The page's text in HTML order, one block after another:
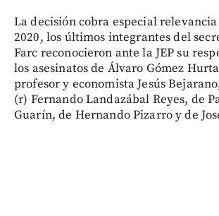
La decisión cobra especial
2020, los últimos integrantes del
Farc reconocieron ante la JEP su
los asesinatos de Álvaro Gómez
profesor y economista Jesús
(r) Fernando Landazábal Reyes, de
Guarín, de Hernando Pizarro y de